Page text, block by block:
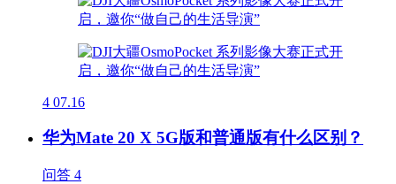
4 07.16
华为Mate 20 X 5G版和普通版有什么区别？
问答 4